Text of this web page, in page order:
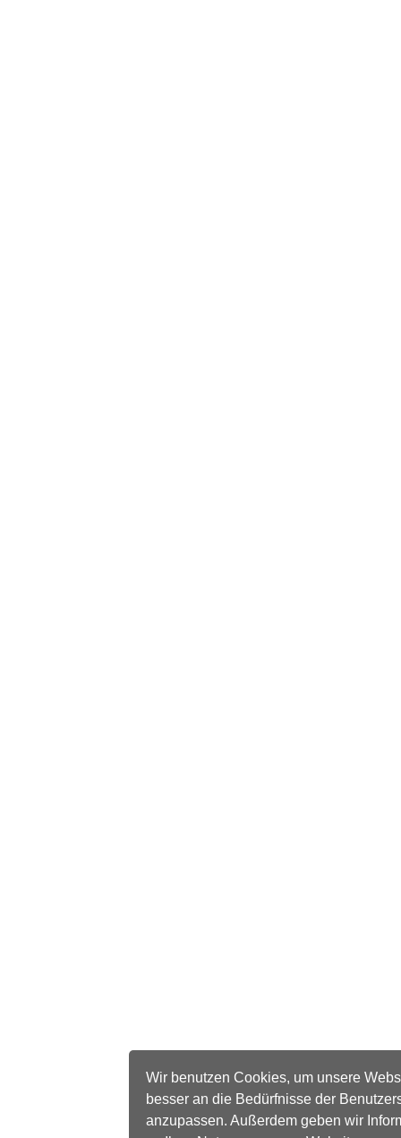
Wir benutzen Cookies, um unsere
besser an die Bedürfnisse der
anzupassen. Außerdem geben wir